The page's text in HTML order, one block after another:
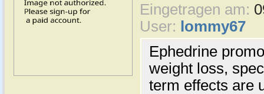
Eingetragen am:
User:
lommy67
Ephedrine
weight loss,
term effects are